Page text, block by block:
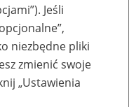
50+
Jeśli
niezbędne pliki
zmienić swoje
„Ustawienia